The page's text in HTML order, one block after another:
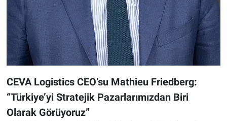
CEVA Logistics CEO’su Mathieu Friedberg:
“Türkiye’yi Stratejik Pazarlarımızdan Biri
Olarak Görüyoruz”